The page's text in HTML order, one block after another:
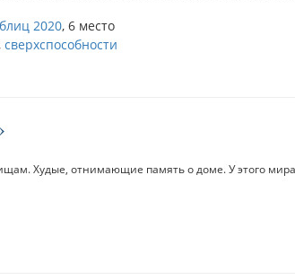
2020, 6 место
, сверхспособности
Худые, отнимающие память о доме. У этого